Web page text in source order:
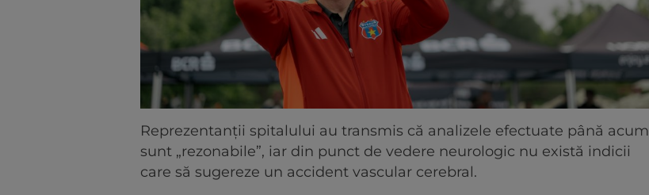
Reprezentanții spitalului au transmis că analizele efectuate până acum
sunt „rezonabile”, iar din punct de vedere neurologic nu există indicii
care să sugereze un accident vascular cerebral.